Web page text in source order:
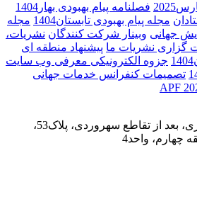
فصلنامه پیام بهبودی بهار1404
مجله پیام بهبودی تابستان1404
مجله
جهانی وبینار شرکت کنندگان نشریات،
گزاری نشریات ما پیشنهاد منطقه ای
جزوه الکترونیکی معرفی وب سایت
تصمیمات کنفرانس خدمات جهانی
تهران، خیابان شهید مطهری، بعد از تقاطع سهروردی، پلاک53،
چهارم، واحد4